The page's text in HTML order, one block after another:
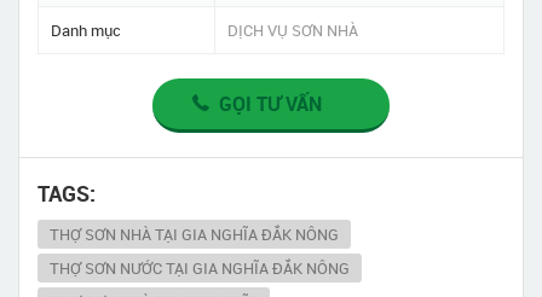
Danh mục DỊCH VỤ SƠN NHÀ
GỌI TƯ VẤN
TAGS:
THỢ SƠN NHÀ TẠI GIA NGHĨA ĐẮK NÔNG
THỢ SƠN NƯỚC TẠI GIA NGHĨA ĐẮK NÔNG